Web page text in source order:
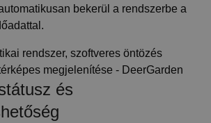
bekerül a rendszerbe a
és